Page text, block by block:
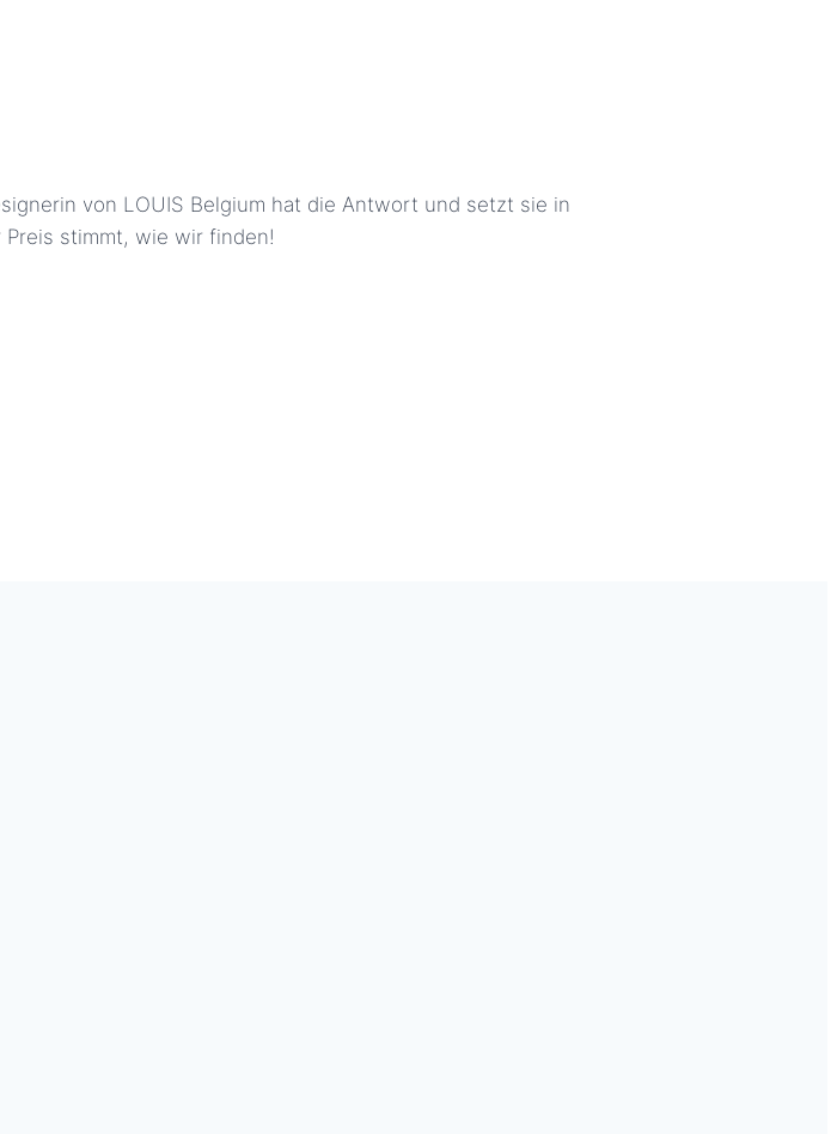
von LOUIS Belgium hat die Antwort und setzt sie in
stimmt, wie wir finden!